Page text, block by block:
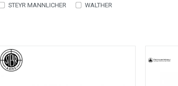
STEYR MANNLICHER WALTHER